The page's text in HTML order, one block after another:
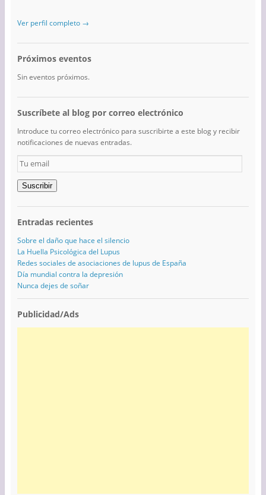
Ver perfil completo →
Próximos eventos
Sin eventos próximos.
Suscríbete al blog por correo electrónico
Introduce tu correo electrónico para suscribirte a este blog y recibir
notificaciones de nuevas entradas.
Tu
email
Suscribir
Entradas recientes
Sobre el daño que hace el silencio
La Huella Psicológica del Lupus
Redes sociales de asociaciones de lupus de España
Día mundial contra la depresión
Nunca dejes de soñar
Publicidad/Ads